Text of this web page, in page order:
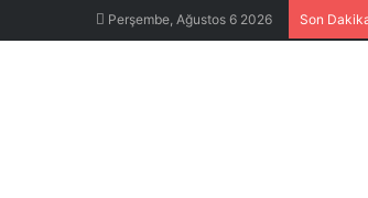
Perşembe, Ağustos 6 2026 Son